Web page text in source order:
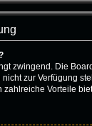
zwingend. Die
zur Verfügung
Vorteile